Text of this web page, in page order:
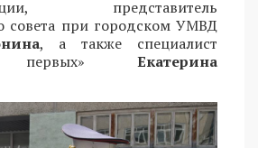
представитель
совета при городском УМВД
, а также специалист
первых» Екатерина